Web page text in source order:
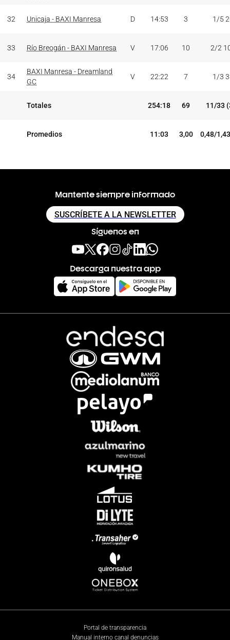
32 Unicaja - BAXI Manresa D 14:53 3 1/5
33 Río Breogán - BAXI Manresa V 17:06 10 2/2
34
BAXI Manresa - Dreamland
GC
V 22:22 7 1/3
Totales 254:18 69 11/33
Promedios 11:03 3,00 0,48/
Mantente siempre informado
SUSCRÍBETE A LA NEWSLETTER
Síguenos en
Descarga nuestra app
Portal de transparencia
Manual interno canal denuncias